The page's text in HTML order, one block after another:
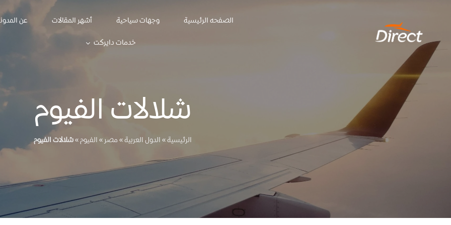
content
الصفحه الرئيسية وجهات سياحية أشهر المقالات
عن
خدمات دايركت
شلالات الفيوم
الرئيسية»الدول العربية»مصر»الفيوم»شلالات الفيوم